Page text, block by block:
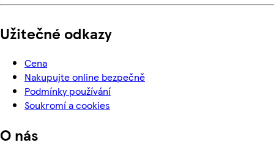
Užitečné odkazy
Cena
Nakupujte online bezpečně
Podmínky používání
Soukromí a cookies
O nás